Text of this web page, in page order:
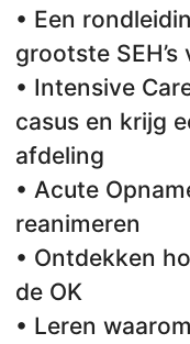
• Een
grootste
• Intensive
casus en krijg
afdeling
• Acute
reanimeren
• Ontdekken
de OK
• Leren